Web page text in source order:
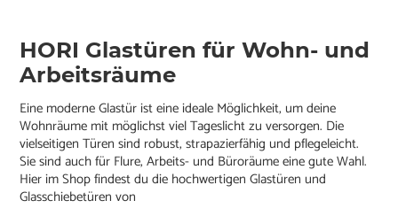
HORI Glastüren für Wohn- und
Arbeitsräume
Eine moderne Glastür ist eine ideale Möglichkeit, um deine
Wohnräume mit möglichst viel Tageslicht zu versorgen. Die
vielseitigen Türen sind robust, strapazierfähig und pflegeleicht.
Sie sind auch für Flure, Arbeits- und Büroräume eine gute Wahl.
Hier im Shop findest du die hochwertigen Glastüren und
Glasschiebetüren von